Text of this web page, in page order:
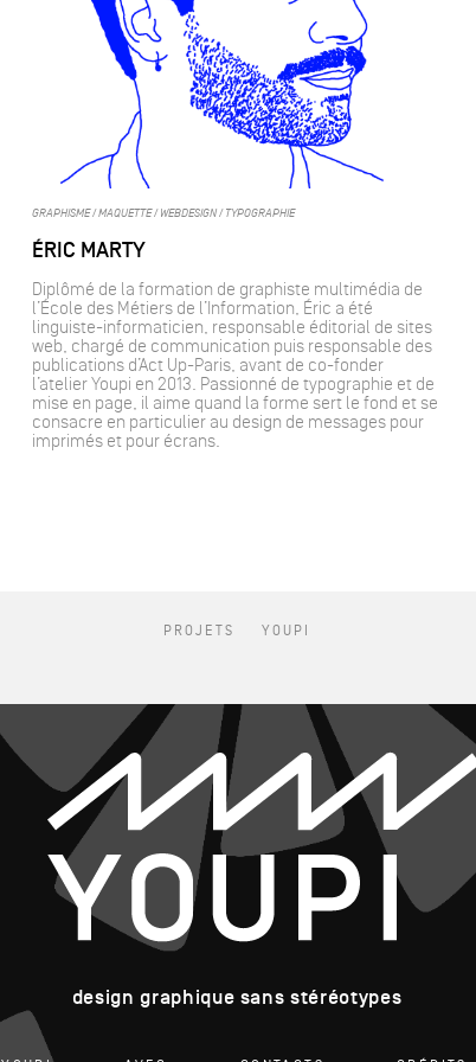
GRAPHISME / MAQUETTE / WEBDESIGN / TYPOGRAPHIE
ÉRIC MARTY
Diplômé de la formation de graphiste multimédia de
l’École des Métiers de l’Information, Éric a été
linguiste-informaticien, responsable éditorial de sites
web, chargé de communication puis responsable des
publications d’Act Up-Paris, avant de co-fonder
l’atelier Youpi en 2013. Passionné de typographie et de
mise en page, il aime quand la forme sert le fond et se
consacre en particulier au design de messages pour
imprimés et pour écrans.
PROJETS YOUPI
design graphique sans stéréotypes